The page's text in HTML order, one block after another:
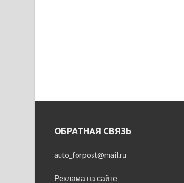
ОБРАТНАЯ СВЯЗЬ
auto_forpost@mail.ru
Реклама на сайте